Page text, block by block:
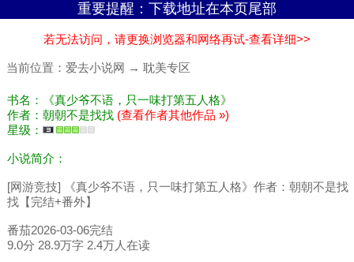
重要提醒：下载地址在本页尾部
若无法访问，请更换浏览器和网络再试-查看详细>>
当前位置： 爱去小说网 → 耽美专区
书名：《真少爷不语，只一味打第五人格》
作者：朝朝不是找找 (查看作者其他作品 »)
星级：
小说简介：
[网游竞技] 《真少爷不语，只一味打第五人格》作者：朝朝不是找
找【完结+番外】
番茄2026-03-06完结
9.0分 28.9万字 2.4万人在读